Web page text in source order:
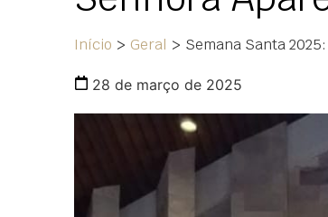
Início > Geral > Semana Santa
28 de março de 2025